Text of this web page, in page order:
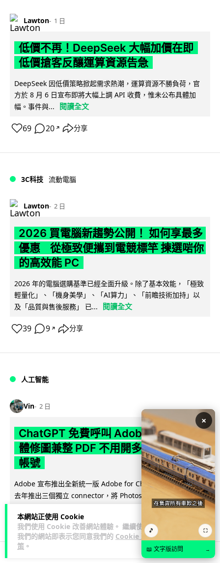
本網站正使用 Cookie
我們使用 Cookie 改善網站體驗。 繼續使用
我們的網站即表示您同意我們的 Cookie 政
策 。
Lawton 1 日
低價不再！DeepSeek 大幅加價在即
低價搶客反釀運算資源告急
DeepSeek 因低價策略掀起需求熱潮，運算資源不勝負荷，官
方於 8 月 6 日宣布即將大幅上調 API 收費，惟未公布具體加
幅。事件與...
閱讀全文
69 20 ↗ 分享
3C科技 流動電腦
Lawton 2 日
2026 買電腦新趨勢公開！ 如何享最多
優惠 從極致便攜到電競標竿 揀選啱你
的高效能 PC
2026 年的電腦選購基準已經全面升級。除了基本效能，「極致
輕量化」、「機身美學」、「AI算力」、「前瞻技術加持」以
及「品質與售後服務」 已...
閱讀全文
39 9 ↗ 分享
人工智能
Vin 2 日
ChatGPT 免費呼叫 Adobe 一句話跨軟
體修圖兼整 PDF 不用開多個 APP 兼免
帳號
Adobe 宣布推出全新統一版 Adobe for ChatGPT 外掛，取代
去年推出三個獨立 connector，將 Photoshop、...
閱讀全文
142 11 ↗ 分享
×
🎵 ⛶
📖 文字版訪問 →